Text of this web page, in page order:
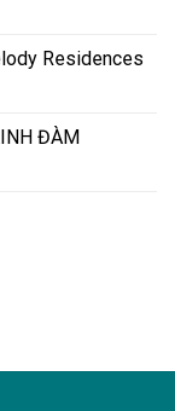
Residences
ĐÀM